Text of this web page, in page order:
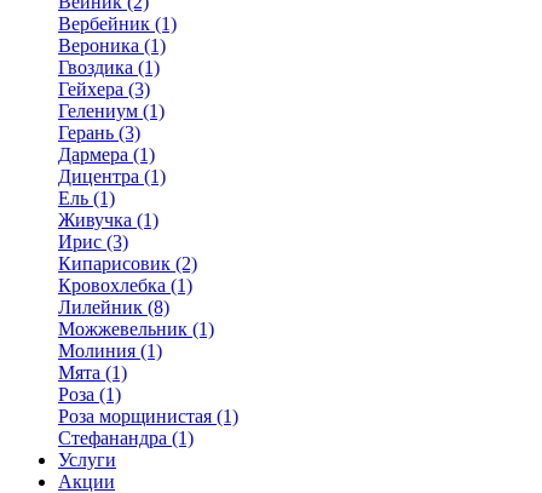
Вербейник (1)
Вероника (1)
Гвоздика (1)
Гейхера (3)
Гелениум (1)
Герань (3)
Дармера (1)
Дицентра (1)
Ель (1)
Живучка (1)
Ирис (3)
Кипарисовик (2)
Кровохлебка (1)
Лилейник (8)
Можжевельник (1)
Молиния (1)
Мята (1)
Роза (1)
Роза морщинистая (1)
Стефанандра (1)
Услуги
Акции